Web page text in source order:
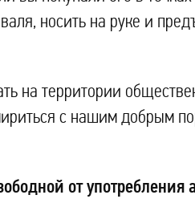
носить на руке и
на территории
с нашим добрым
от употребления